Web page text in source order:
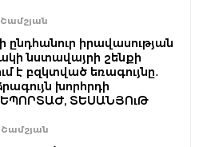
Շամշյան
իրավասության
նստավայրի շենքի
է բզկտված եռագույնը․
խորհրդի
ՏԵՍԱՆՅՈւԹ
Շամշյան